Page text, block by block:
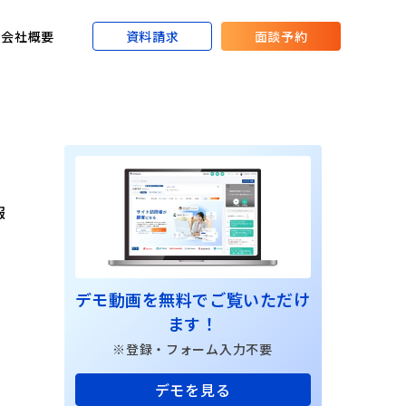
会社概要 資料請求 面談予約
デモ動画を無料でご覧いただけ
ます！
※登録・フォーム入力不要
デモを見る